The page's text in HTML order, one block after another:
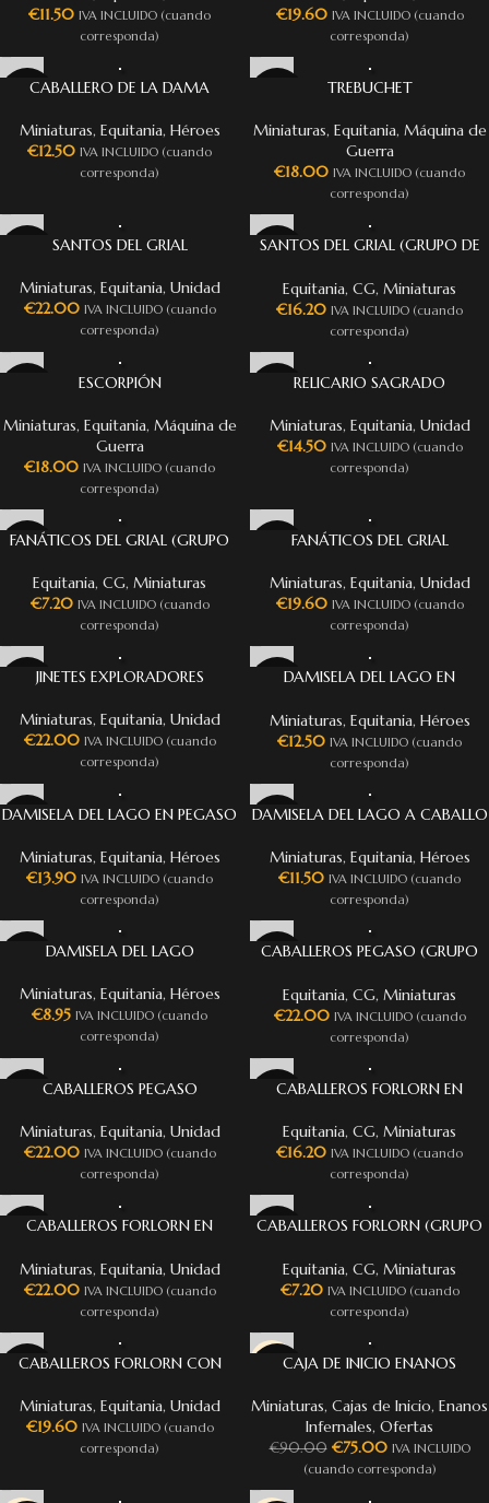
€11.50 IVA INCLUIDO (cuando
corresponda)
€19.60 IVA INCLUIDO (cuando
corresponda)
CABALLERO DE LA DAMA
Miniaturas, Equitania, Héroes
€12.50 IVA INCLUIDO (cuando
corresponda)
TREBUCHET
Miniaturas, Equitania, Máquina de
Guerra
€18.00 IVA INCLUIDO (cuando
corresponda)
SANTOS DEL GRIAL
Miniaturas, Equitania, Unidad
€22.00 IVA INCLUIDO (cuando
corresponda)
SANTOS DEL GRIAL (GRUPO DE
Equitania, CG, Miniaturas
€16.20 IVA INCLUIDO (cuando
corresponda)
ESCORPIÓN
Miniaturas, Equitania, Máquina de
Guerra
€18.00 IVA INCLUIDO (cuando
corresponda)
RELICARIO SAGRADO
Miniaturas, Equitania, Unidad
€14.50 IVA INCLUIDO (cuando
corresponda)
FANÁTICOS DEL GRIAL (GRUPO
Equitania, CG, Miniaturas
€7.20 IVA INCLUIDO (cuando
corresponda)
FANÁTICOS DEL GRIAL
Miniaturas, Equitania, Unidad
€19.60 IVA INCLUIDO (cuando
corresponda)
JINETES EXPLORADORES
Miniaturas, Equitania, Unidad
€22.00 IVA INCLUIDO (cuando
corresponda)
DAMISELA DEL LAGO EN
Miniaturas, Equitania, Héroes
€12.50 IVA INCLUIDO (cuando
corresponda)
DAMISELA DEL LAGO EN PEGASO
Miniaturas, Equitania, Héroes
€13.90 IVA INCLUIDO (cuando
corresponda)
DAMISELA DEL LAGO A CABALLO
Miniaturas, Equitania, Héroes
€11.50 IVA INCLUIDO (cuando
corresponda)
DAMISELA DEL LAGO
Miniaturas, Equitania, Héroes
€8.95 IVA INCLUIDO (cuando
corresponda)
CABALLEROS PEGASO (GRUPO
Equitania, CG, Miniaturas
€22.00 IVA INCLUIDO (cuando
corresponda)
CABALLEROS PEGASO
Miniaturas, Equitania, Unidad
€22.00 IVA INCLUIDO (cuando
corresponda)
CABALLEROS FORLORN EN
Equitania, CG, Miniaturas
€16.20 IVA INCLUIDO (cuando
corresponda)
CABALLEROS FORLORN EN
Miniaturas, Equitania, Unidad
€22.00 IVA INCLUIDO (cuando
corresponda)
CABALLEROS FORLORN (GRUPO
Equitania, CG, Miniaturas
€7.20 IVA INCLUIDO (cuando
corresponda)
CABALLEROS FORLORN CON
Miniaturas, Equitania, Unidad
€19.60 IVA INCLUIDO (cuando
corresponda)
-17%CAJA DE INICIO ENANOS
Miniaturas, Cajas de Inicio, Enanos
Infernales, Ofertas
€90.00 €75.00 IVA INCLUIDO
(cuando corresponda)